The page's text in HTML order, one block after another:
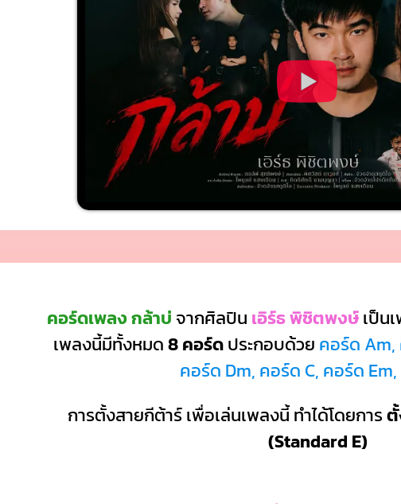
คอร์ดเพลง กล้าบ่ จากศิลปิน เอิร์ธ พิชิตพงษ์เป็น
เพลงนี้มีทั้งหมด8 คอร์ดประกอบด้วย คอร์ด Am,
คอร์ด Dm, คอร์ด C, คอร์ด
การตั้งสายกีต้าร์ เพื่อเล่นเพลงนี้ ทำได้โดยการ
(Standard E)